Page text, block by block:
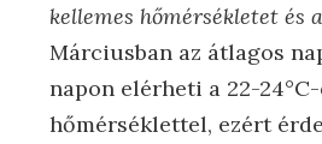
kellemes hőmérsékletet és
Márciusban az átlagos
napon elérheti a 22-
hőmérséklettel, ezért